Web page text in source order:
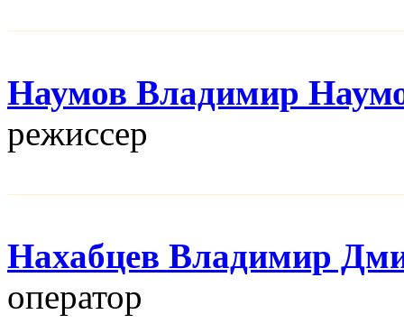
Наумов Владимир
режисcер
Нахабцев Владимир
оператор